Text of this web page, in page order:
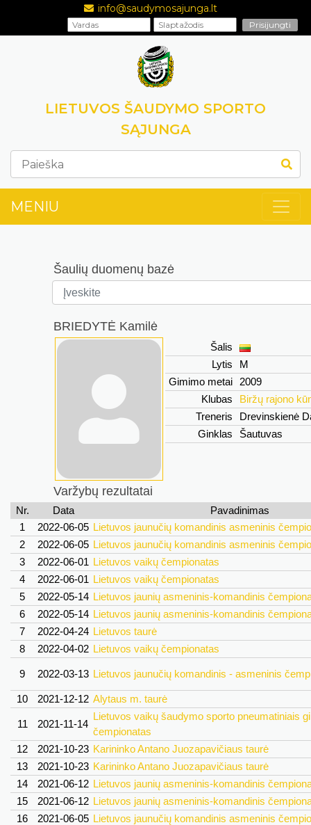
info@saudymosajunga.lt
LIETUVOS ŠAUDYMO SPORTO
SĄJUNGA
MENIU
Šaulių duomenų bazė
BRIEDYTĖ Kamilė
Šalis
Lytis
M
Gimimo metai
2009
Klubas
Biržų rajono
Treneris
Drevinskienė
Ginklas
Šautuvas
Varžybų rezultatai
Nr. Data
Pavadinimas
1
2022-06-05 Lietuvos jaunučių komandinis asmeninis
2
2022-06-05 Lietuvos jaunučių komandinis asmeninis
3
2022-06-01 Lietuvos vaikų čempionatas
4
2022-06-01 Lietuvos vaikų čempionatas
5
2022-05-14 Lietuvos jaunių asmeninis-komandinis
6
2022-05-14 Lietuvos jaunių asmeninis-komandinis
7
2022-04-24 Lietuvos taurė
8
2022-04-02 Lietuvos vaikų čempionatas
9 2022-03-13 Lietuvos jaunučių komandinis - asmeninis
10 2021-12-12 Alytaus m. taurė
11 2021-11-14
Lietuvos vaikų šaudymo sporto pneumatiniais
čempionatas
12
2021-10-23 Karininko Antano Juozapavičiaus taurė
13
2021-10-23 Karininko Antano Juozapavičiaus taurė
14
2021-06-12 Lietuvos jaunių asmeninis-komandinis
15
2021-06-12 Lietuvos jaunių asmeninis-komandinis
16
2021-06-05 Lietuvos jaunučių komandinis asmeninis